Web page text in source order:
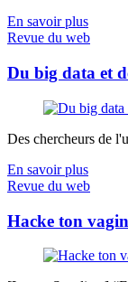
En savoir plus
Revue du web
Du big data et
Des chercheurs de
En savoir plus
Revue du web
Hacke ton vagin